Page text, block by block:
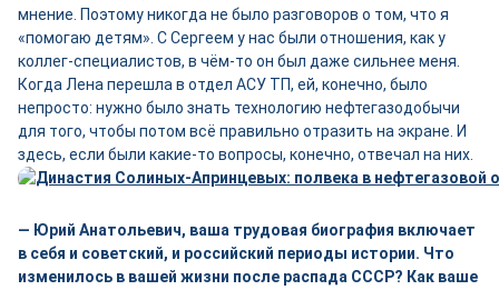
мнение. Поэтому никогда не было разговоров о том, что я
«помогаю детям». С Сергеем у нас были отношения, как у
коллег-специалистов, в чём-то он был даже сильнее меня.
Когда Лена перешла в отдел АСУ ТП, ей, конечно, было
непросто: нужно было знать технологию нефтегазодобычи
для того, чтобы потом всё правильно отразить на экране. И
здесь, если были какие-то вопросы, конечно, отвечал на них.
— Юрий Анатольевич, ваша трудовая биография включает
в себя и советский, и российский периоды истории. Что
изменилось в вашей жизни после распада СССР? Как ваше